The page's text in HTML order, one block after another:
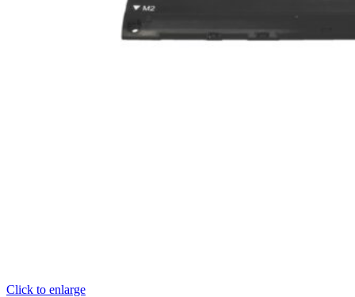
Click to enlarge